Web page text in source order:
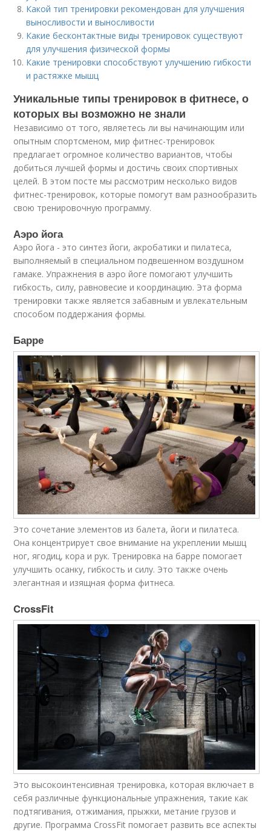
Какой тип тренировки рекомендован для улучшения
выносливости и выносливости
Какие бесконтактные виды тренировок существуют
для улучшения физической формы
Какие тренировки способствуют улучшению гибкости
и растяжке мышц
Уникальные типы тренировок в фитнесе, о
которых вы возможно не знали
Независимо от того, являетесь ли вы начинающим или
опытным спортсменом, мир фитнес-тренировок
предлагает огромное количество вариантов, чтобы
добиться лучшей формы и достичь своих спортивных
целей. В этом посте мы рассмотрим несколько видов
фитнес-тренировок, которые помогут вам разнообразить
свою тренировочную программу.
Аэро йога
Аэро йога - это синтез йоги, акробатики и пилатеса,
выполняемый в специальном подвешенном воздушном
гамаке. Упражнения в аэро йоге помогают улучшить
гибкость, силу, равновесие и координацию. Эта форма
тренировки также является забавным и увлекательным
способом поддержания формы.
Барре
Это сочетание элементов из балета, йоги и пилатеса.
Она концентрирует свое внимание на укреплении мышц
ног, ягодиц, кора и рук. Тренировка на барре помогает
улучшить осанку, гибкость и силу. Это также очень
элегантная и изящная форма фитнеса.
CrossFit
Это высокоинтенсивная тренировка, которая включает в
себя различные функциональные упражнения, такие как
подтягивания, отжимания, прыжки, метание грузов и
другие. Программа CrossFit помогает развить все аспекты